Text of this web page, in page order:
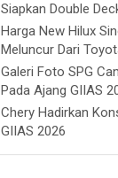
Siapkan Double
Harga New Hilux
Meluncur Dari
Galeri Foto SPG
Pada Ajang GIIAS
Chery Hadirkan
GIIAS 2026